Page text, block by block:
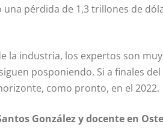
pérdida de 1,3 trillones de
la industria, los expertos son
posponiendo. Si a finales
como pronto, en el 2022.
González y docente en